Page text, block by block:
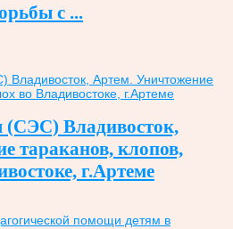
с ...
(СЭС) Владивосток,
тараканов, клопов,
г.Артеме